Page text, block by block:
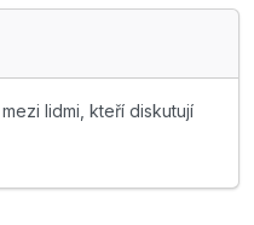
lidmi, kteří diskutují